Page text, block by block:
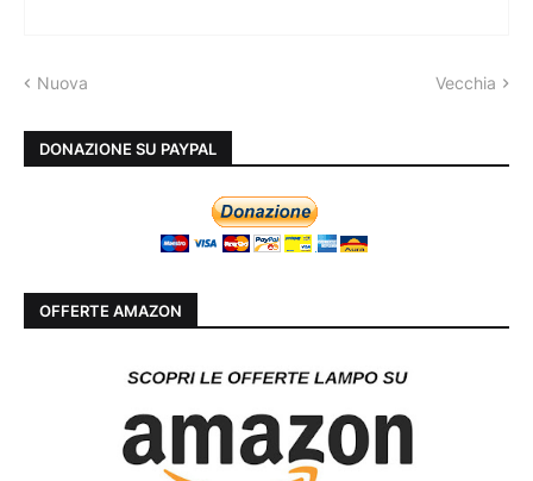
Nuova Vecchia
DONAZIONE SU PAYPAL
OFFERTE AMAZON